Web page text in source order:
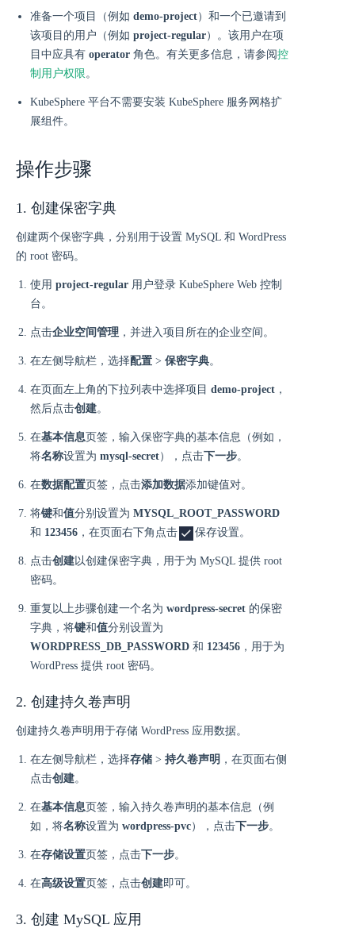
准备一个项目（例如 demo-project）和一个已邀请到
该项目的用户（例如 project-regular）。该用户在项
目中应具有 operator 角色。有关更多信息，请参阅控
制用户权限 。
KubeSphere 平台不需要安装 KubeSphere 服务网格扩
展组件。
操作步骤
1. 创建保密字典
创建两个保密字典，分别用于设置 MySQL 和 WordPress
的 root 密码。
使用 project-regular 用户登录 KubeSphere Web 控制
台。
点击企业空间管理 ，并进入项目所在的企业空间。
在左侧导航栏，选择配置 > 保密字典。
在页面左上角的下拉列表中选择项目 demo-project ，
然后点击创建。
在基本信息页签，输入保密字典的基本信息（例如，
将名称设置为 mysql-secret），点击下一步。
在数据配置页签，点击添加数据添加键值对。
将键和值分别设置为 MYSQL_ROOT_PASSWORD
和 123456 ，在页面右下角点击 保存设置。
点击创建以创建保密字典，用于为 MySQL 提供 root
密码。
重复以上步骤创建一个名为 wordpress-secret 的保密
字典，将键和值分别设置为
WORDPRESS_DB_PASSWORD 和 123456 ，用于为
WordPress 提供 root 密码。
2. 创建持久卷声明
创建持久卷声明用于存储 WordPress 应用数据。
在左侧导航栏，选择存储 > 持久卷声明 ，在页面右侧
点击创建。
在基本信息页签，输入持久卷声明的基本信息（例
如，将名称设置为 wordpress-pvc），点击下一步。
在存储设置页签，点击下一步。
在高级设置页签，点击创建即可。
3. 创建 MySQL 应用